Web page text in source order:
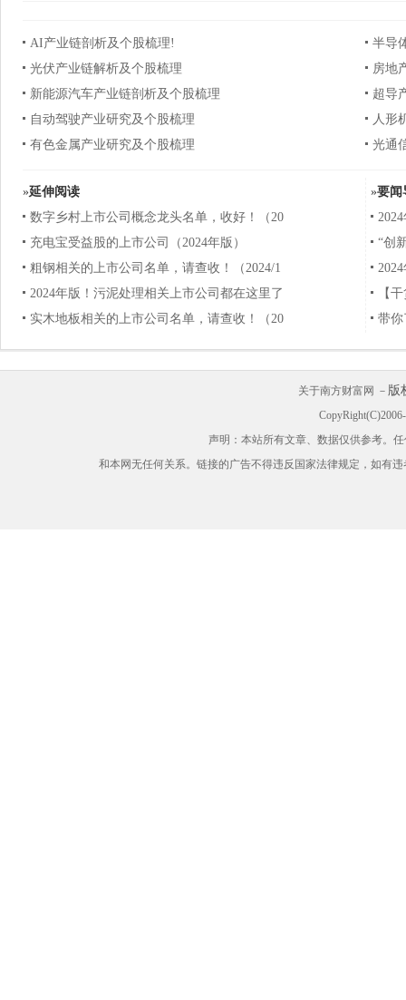
AI产业链剖析及个股梳理!
半导
光伏产业链解析及个股梳理
房地
新能源汽车产业链剖析及个股梳理
超导
自动驾驶产业研究及个股梳理
人形
有色金属产业研究及个股梳理
光通
»延伸阅读
数字乡村上市公司概念龙头名单，收好！（20
充电宝受益股的上市公司（2024年版）
粗钢相关的上市公司名单，请查收！（2024/1
2024年版！污泥处理相关上市公司都在这里了
实木地板相关的上市公司名单，请查收！（20
»要闻
“创
【
带你
关于南方财富网 － 版
声明：本站所有文章、数据仅供参考。
和本网无任何关系。链接的广告不得违反国家法律规定，如有